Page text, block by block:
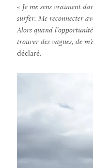
« Je me sens vraiment
surfer. Me reconnecter
Alors quand
trouver des vagues, de
déclaré.